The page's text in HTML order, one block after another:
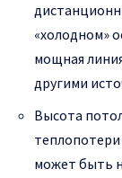
«холодном»
мощная
другими
Высота
может быть